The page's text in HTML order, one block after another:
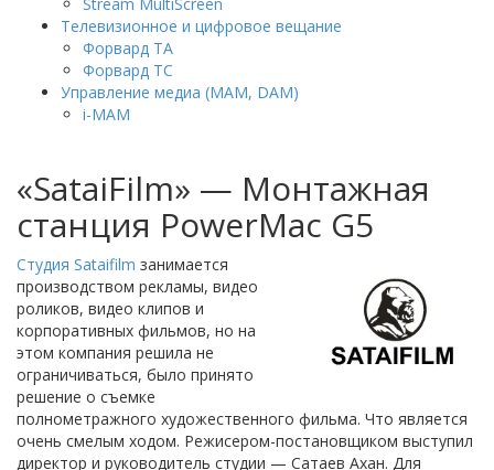
Телевизионное и цифровое вещание
Форвард ТА
Форвард ТС
Управление медиа (MAM, DAM)
i-MAM
«SataiFilm» — Монтажная
станция PowerMac G5
Студия Sataifilm занимается
производством рекламы, видео
роликов, видео клипов и
корпоративных фильмов, но на
этом компания решила не
ограничиваться, было принято
решение о съемке
полнометражного художественного фильма. Что является
очень смелым ходом. Режисером-постановщиком выступил
директор и руководитель студии — Сатаев Ахан. Для